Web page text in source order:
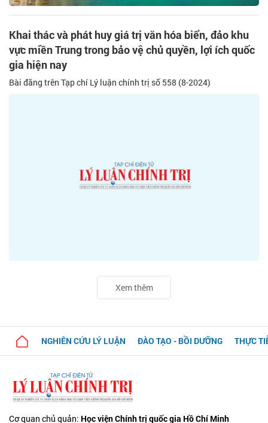
Khai thác và phát huy giá trị văn hóa biển, đảo khu
vực miền Trung trong bảo vệ chủ quyền, lợi ích quốc
gia hiện nay
Bài đăng trên Tạp chí Lý luận chính trị số 558 (8-2024)
Xem thêm
NGHIÊN CỨU LÝ LUẬN ĐÀO TẠO - BỒI DƯỠNG THỰC
Cơ quan chủ quản: Học viện Chính trị quốc gia Hồ Chí Minh